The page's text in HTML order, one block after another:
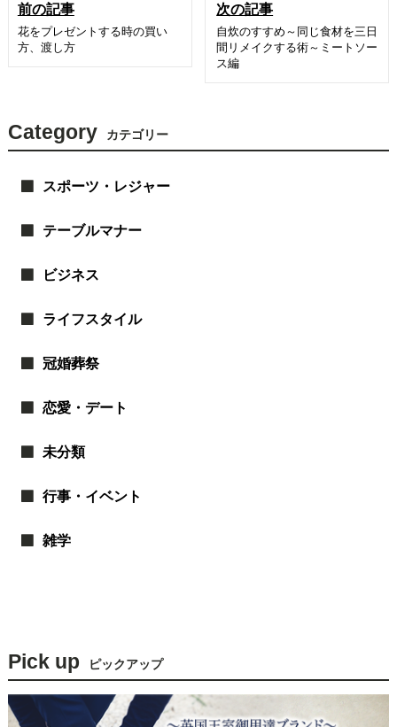
前の記事
花をプレゼントする時の買い
方、渡し方
次の記事
自炊のすすめ～同じ食材を三日
間リメイクする術～ミートソー
ス編
Category カテゴリー
スポーツ・レジャー
テーブルマナー
ビジネス
ライフスタイル
冠婚葬祭
恋愛・デート
未分類
行事・イベント
雑学
Pick up ピックアップ